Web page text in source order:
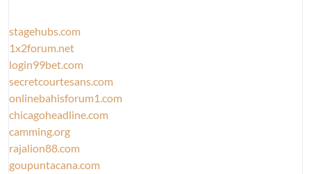
stagehubs.com
1x2forum.net
login99bet.com
secretcourtesans.com
onlinebahisforum1.com
chicagoheadline.com
camming.org
rajalion88.com
goupuntacana.com